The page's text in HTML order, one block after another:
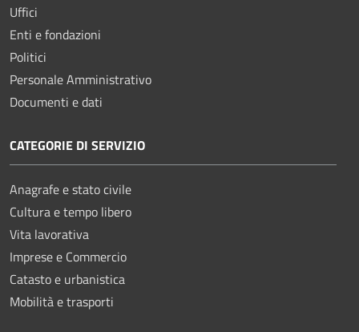
Uffici
Enti e fondazioni
Politici
Personale Amministrativo
Documenti e dati
CATEGORIE DI SERVIZIO
Anagrafe e stato civile
Cultura e tempo libero
Vita lavorativa
Imprese e Commercio
Catasto e urbanistica
Mobilità e trasporti